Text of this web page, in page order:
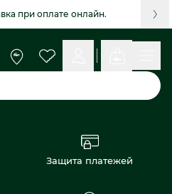
при оплате онлайн.
Защита платежей